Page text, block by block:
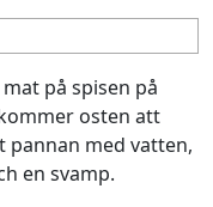
på spisen på
osten att
pannan med vatten,
en svamp.